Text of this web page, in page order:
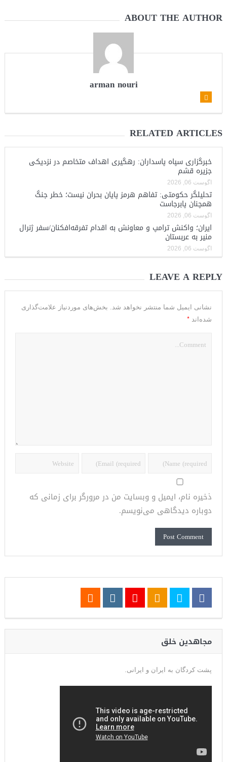
ABOUT THE AUTHOR
arman nouri
RELATED ARTICLES
خبرگزاری سپاه پاسداران: رهگیری اهداف متخاصم در نزدیکی
جزیره قشم
آگوست 06, 2026
تحلیلگر حکومتی: تفاهم هرمز پایان بحران نیست؛ خطر جنگ
همچنان پابرجاست
آگوست 06, 2026
ایران؛ واکنش ترامپ و معاونش به اقدام تفرقه‌افکنان/سفر ژنرال
منیر به عربستان
آگوست 06, 2026
LEAVE A REPLY
نشانی ایمیل شما منتشر نخواهد شد. بخش‌های موردنیاز علامت‌گذاری
شده‌اند *
ذخیره نام، ایمیل و وبسایت من در مرورگر برای زمانی که
دوباره دیدگاهی می‌نویسم.
مجاهدین خلق
پشت کردگان به ایران و ایرانی.